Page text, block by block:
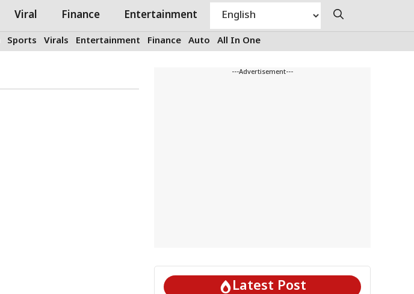
Viral Finance Entertainment
Sports Virals Entertainment Finance Auto All In One
---Advertisement---
Latest Post